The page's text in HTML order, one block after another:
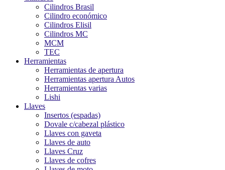
Cilindros Brasil
Cilindro económico
Cilindros Elisil
Cilindros MC
MCM
TEC
Herramientas
Herramientas de apertura
Herramientas apertura Autos
Herramientas varias
Lishi
Llaves
Insertos (espadas)
Dovale c/cabezal plástico
Llaves con gaveta
Llaves de auto
Llaves Cruz
Llaves de cofres